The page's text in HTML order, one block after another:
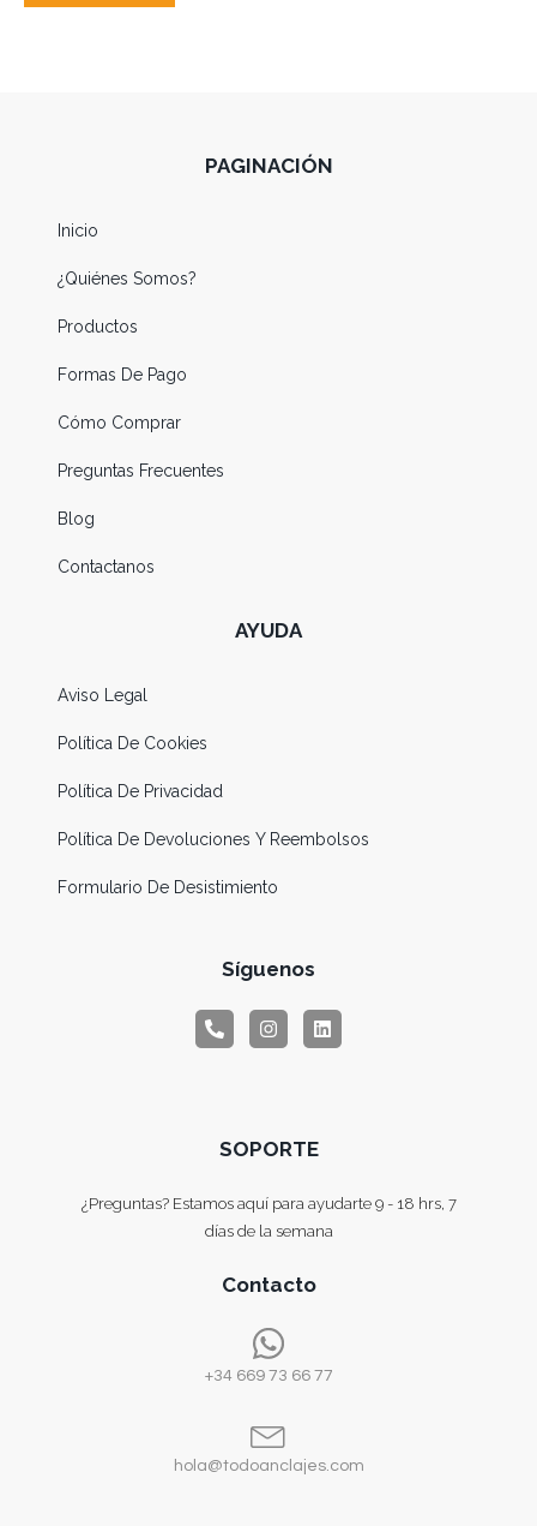
PAGINACIÓN
Inicio
¿Quiénes Somos?
Productos
Formas De Pago
Cómo Comprar
Preguntas Frecuentes
Blog
Contactanos
AYUDA
Aviso Legal
Política De Cookies
Política De Privacidad
Política De Devoluciones Y Reembolsos
Formulario De Desistimiento
Síguenos
SOPORTE
¿Preguntas? Estamos aquí para ayudarte 9 - 18 hrs, 7
días de la semana
Contacto
+34 669 73 66 77
hola@todoanclajes.com